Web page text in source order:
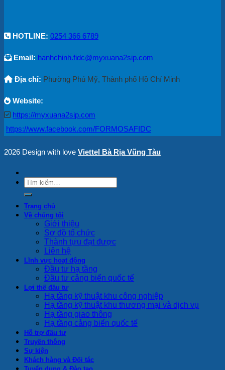
HOTLINE: 0254 366 6789
Email: hanhchinh.fidc@myxuana2sip.com
Địa chỉ: Phường Phú Mỹ, Thành phố Hồ Chí Minh
Website:
https://myxuana2sip.com
https://www.facebook.com/FORMOSAFIDC
2026 Design with love Viettel Bà Rịa Vũng Tàu
Trang chủ
Về chúng tôi
Giới thiệu
Sơ đồ tổ chức
Thành tựu đạt được
Liên hệ
Lĩnh vực hoạt động
Đầu tư hạ tầng
Đầu tư cảng biển quốc tế
Lợi thế đầu tư
Hạ tầng kỹ thuật khu công nghiệp
Hạ tầng kỹ thuật khu thương mại và dịch vụ
Hạ tầng giao thông
Hạ tầng cảng biển quốc tế
Hỗ trợ đầu tư
Truyền thông
Sự kiện
Khách hàng và Đối tác